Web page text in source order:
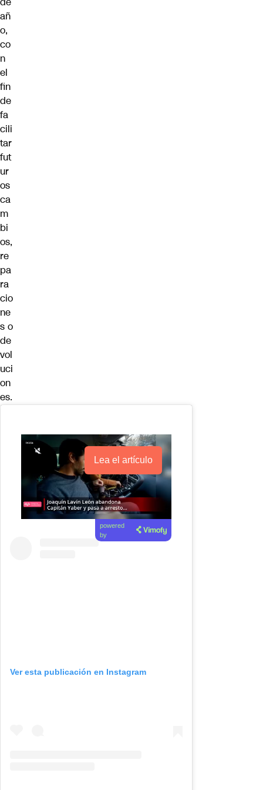
añ
o,
co
n
el
fin
de
fa
cili
tar
fut
ur
os
ca
m
bi
os,
re
pa
ra
cio
ne
s o
de
vol
uci
on
es.
Lea el artículo
powered
by
Ver esta publicación en Instagram